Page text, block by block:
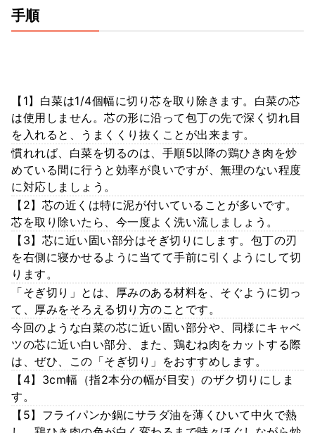
手順
【1】白菜は1/4個幅に切り芯を取り除きます。白菜の芯
は使用しません。芯の形に沿って包丁の先で深く切れ目
を入れると、うまくくり抜くことが出来ます。
慣れれば、白菜を切るのは、手順5以降の鶏ひき肉を炒
めている間に行うと効率が良いですが、無理のない程度
に対応しましょう。
【2】芯の近くは特に泥が付いていることが多いです。
芯を取り除いたら、今一度よく洗い流しましょう。
【3】芯に近い固い部分はそぎ切りにします。包丁の刃
を右側に寝かせるように当てて手前に引くようにして切
ります。
「そぎ切り」とは、厚みのある材料を、そぐように切っ
て、厚みをそろえる切り方のことです。
今回のような白菜の芯に近い固い部分や、同様にキャベ
ツの芯に近い白い部分、また、鶏むね肉をカットする際
は、ぜひ、この「そぎ切り」をおすすめします。
【4】3cm幅（指2本分の幅が目安）のザク切りにしま
す。
【5】フライパンか鍋にサラダ油を薄くひいて中火で熱